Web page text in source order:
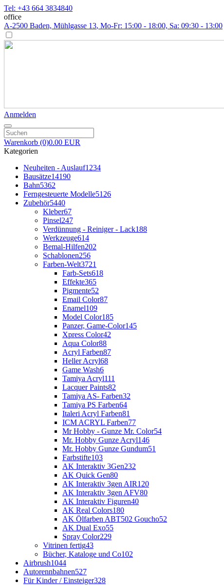
Tel: +43 664 3834840
office
A-2500 Baden, Mühlgasse 13, Mo-Fr: 15:00 - 18:00, Sa: 09:30 - 13:00
Anmelden
Warenkorb (0)0.00 EUR
Kategorien
Neuheiten - Auslauf1234
Bausätze14190
Bahn5362
Ferngesteuerte Modelle5126
Zubehör5440
Kleber67
Pinsel247
Verdünnung - Reiniger - Lack188
Werkzeuge614
Bemal-Hilfen202
Schablonen256
Farben-Welt3721
Farb-Sets618
Effekte365
Pigmente52
Email Color87
Enamel109
Model Color185
Panzer, Game-Color145
Xpress Color42
Aqua Color88
Acryl Farben87
Heller Acryl68
Game Wash6
Tamiya Acryl111
Lacquer Paints82
Tamiya AS- Farben32
Tamiya PS Farben64
Italeri Acryl Farben81
ICM ACRYL Farben77
Mr Hobby - Gunze Mr. Color54
Mr. Hobby Gunze Acryl146
Mr. Hobby Gunze Gundum51
Farbstifte103
AK Interaktiv 3Gen232
AK Quick Gen80
AK Interaktiv 3gen AIR120
AK Interaktiv 3gen AFV80
AK Interaktiv Figuren40
AK Real Colors180
AK Ölfarben ABT502 Goucho52
AK Dual Exo55
Spray Color229
Vitrinen fertig43
Bücher, Kataloge und Co102
Airbrush1044
Autorennbahnen527
Für Kinder / Einsteiger328